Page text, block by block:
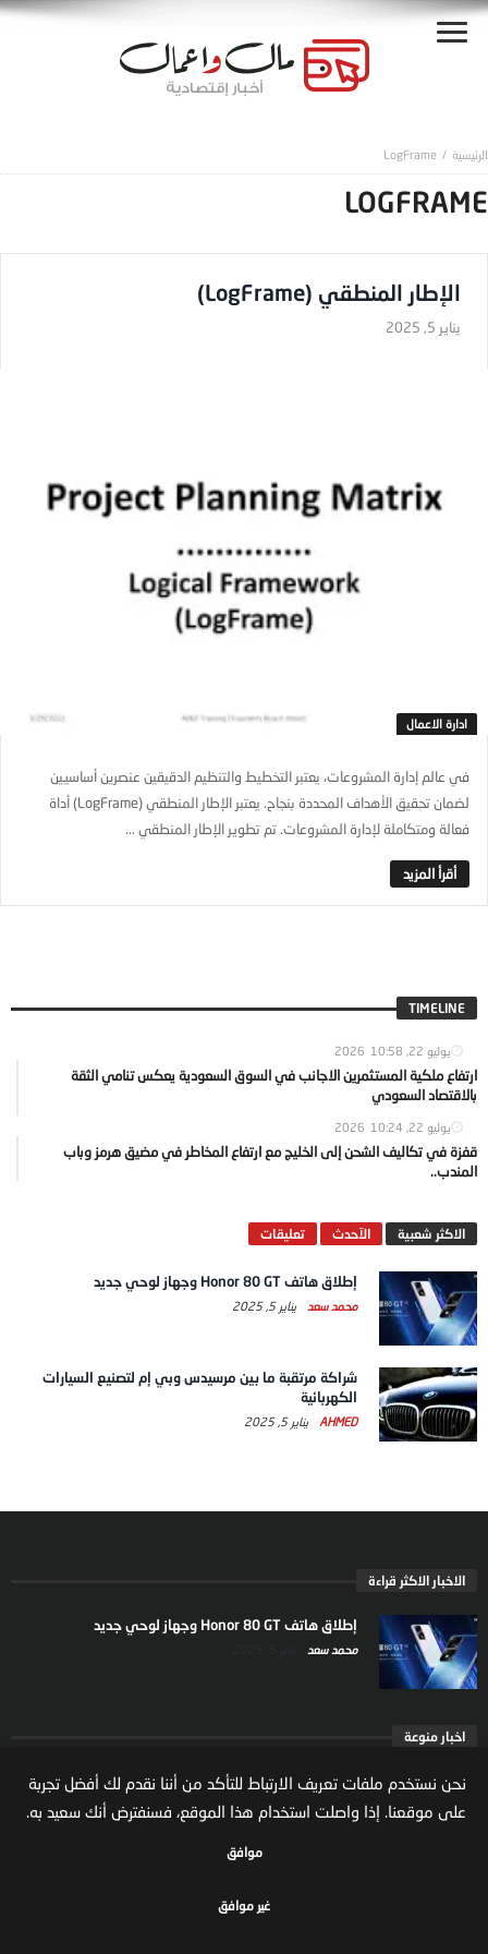
LogFrame
LOGFRAME
الإطار المنطقي (LogFrame)
يناير 5, 2025
ادارة الاعمال
في عالم إدارة المشروعات، يعتبر التخطيط والتنظيم الدقيقين عنصرين أساسيين
لضمان تحقيق الأهداف المحددة بنجاح. يعتبر الإطار المنطقي (LogFrame) أداة
فعالة ومتكاملة لإدارة المشروعات. تم تطوير الإطار المنطقي ...
TIMELINE
يوليو 22, 2026 10:58
ارتفاع ملكية المستثمرين الاجانب في السوق السعودية يعكس تنامي الثقة
بالاقتصاد السعودي
يوليو 22, 2026 10:24
قفزة في تكاليف الشحن إلى الخليج مع ارتفاع المخاطر في مضيق هرمز وباب
المندب..
الاكثر شعبية الآحدث تعليقات
إطلاق هاتف Honor 80 GT وجهاز لوحي جديد
محمد سعد يناير 5, 2025
شراكة مرتقبة ما بين مرسيدس وبي إم لتصنيع السيارات
الكهربائية
AHMED يناير 5, 2025
الاخبار الاكثر قراءة
إطلاق هاتف Honor 80 GT وجهاز لوحي جديد
محمد سعد
اخبار منوعة
ارتفاع ملكية المستثمرين الاجانب في السوق السعودية
يعكس تنامي الثقة بالاقتصاد السعودي
مال واعمال
نحن نستخدم ملفات تعريف الارتباط للتأكد من أننا نقدم لك أفضل تجربة
على موقعنا. إذا واصلت استخدام هذا الموقع، فسنفترض أنك سعيد به.
موافق
غير موافق